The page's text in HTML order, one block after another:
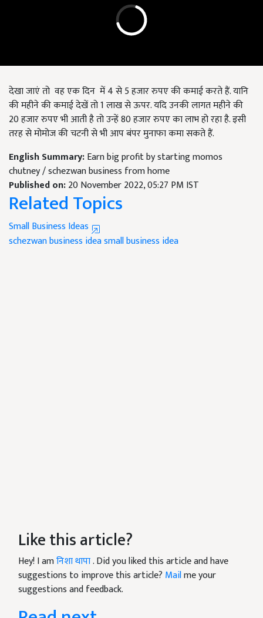
देखा जाएं तो वह एक दिन में 4 से 5 हजार रुपए की कमाई करते हैं. यानि
की महीने की कमाई देखें तो 1 लाख से ऊपर. यदि उनकी लागत महीने की
20 हजार रुपए भी आती है तो उन्हें 80 हजार रुपए का लाभ हो रहा है. इसी
तरह से मोमोज की चटनी से भी आप बंपर मुनाफा कमा सकते हैं.
English Summary:Earn big profit by starting momos
chutney / schezwan business from home
Published on:20 November 2022, 05:27 PM IST
Related Topics
Small Business Ideas
schezwan business ideasmall business idea
Like this article?
Hey! I amनिशा थापा. Did you liked this article and have
suggestions to improve this article? Mailme your
suggestions and feedback.